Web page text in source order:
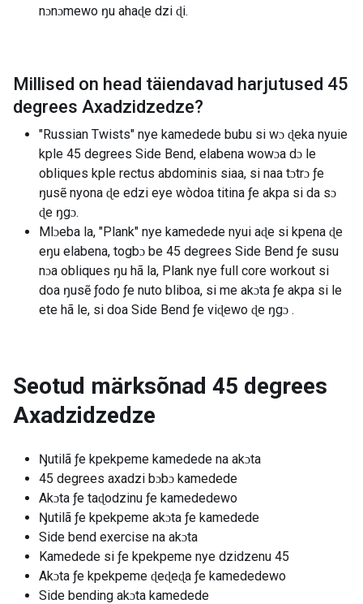
nɔnɔmewo ŋu ahaɖe dzi ɖi.
Millised on head täiendavad harjutused 45
degrees Axadzidzedze?
"Russian Twists" nye kamedede bubu si wɔ ɖeka nyuie
kple 45 degrees Side Bend, elabena wowɔa dɔ le
obliques kple rectus abdominis siaa, si naa tɔtrɔ ƒe
ŋusẽ nyona ɖe edzi eye wòdoa titina ƒe akpa si da sɔ
ɖe ŋgɔ.
Mlɔeba la, "Plank" nye kamedede nyui aɖe si kpena ɖe
eŋu elabena, togbɔ be 45 degrees Side Bend ƒe susu
nɔa obliques ŋu hã la, Plank nye full core workout si
doa ŋusẽ ƒodo ƒe nuto bliboa, si me akɔta ƒe akpa si le
ete hã le, si doa Side Bend ƒe viɖewo ɖe ŋgɔ .
Seotud märksõnad 45 degrees
Axadzidzedze
Ŋutilã ƒe kpekpeme kamedede na akɔta
45 degrees axadzi bɔbɔ kamedede
Akɔta ƒe taɖodzinu ƒe kamededewo
Ŋutilã ƒe kpekpeme akɔta ƒe kamedede
Side bend exercise na akɔta
Kamedede si ƒe kpekpeme nye dzidzenu 45
Akɔta ƒe kpekpeme ɖeɖeɖa ƒe kamededewo
Side bending akɔta kamedede